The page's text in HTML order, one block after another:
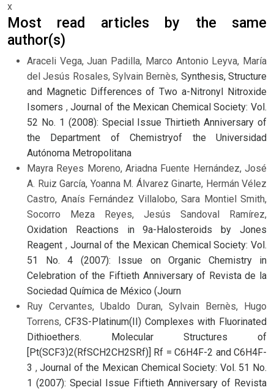
x
Most read articles by the same
author(s)
Araceli Vega, Juan Padilla, Marco Antonio Leyva, María
del Jesús Rosales, Sylvain Bernès, Synthesis, Structure
and Magnetic Differences of Two a-Nitronyl Nitroxide
Isomers ,Journal of the Mexican Chemical Society: Vol.
52 No. 1 (2008): Special Issue Thirtieth Anniversary of
the Department of Chemistryof the Universidad
Autónoma Metropolitana
Mayra Reyes Moreno, Ariadna Fuente Hernández, José
A. Ruiz García, Yoanna M. Álvarez Ginarte, Hermán Vélez
Castro, Anaís Fernández Villalobo, Sara Montiel Smith,
Socorro Meza Reyes, Jesús Sandoval Ramírez,
Oxidation Reactions in 9a-Halosteroids by Jones
Reagent , Journal of the Mexican Chemical Society: Vol.
51 No. 4 (2007): Issue on Organic Chemistry in
Celebration of the Fiftieth Anniversary of Revista de la
Sociedad Química de México (Journ
Ruy Cervantes, Ubaldo Duran, Sylvain Bernès, Hugo
Torrens, CF3S-Platinum(II) Complexes with Fluorinated
Dithioethers. Molecular Structures of
[Pt(SCF3)2(RfSCH2CH2SRf)] Rf = C6H4F-2 and C6H4F-
3 ,Journal of the Mexican Chemical Society: Vol. 51 No.
1 (2007): Special Issue Fiftieth Anniversary of Revista